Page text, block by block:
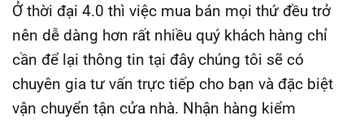
Ở thời đại 4.0 thì việc mua bán mọi thứ đều trở
nên dễ dàng hơn rất nhiều quý khách hàng chỉ
cần để lại thông tin tại đây chúng tôi sẽ có
chuyên gia tư vấn trực tiếp cho bạn và đặc biệt
vận chuyển tận cửa nhà. Nhận hàng kiểm